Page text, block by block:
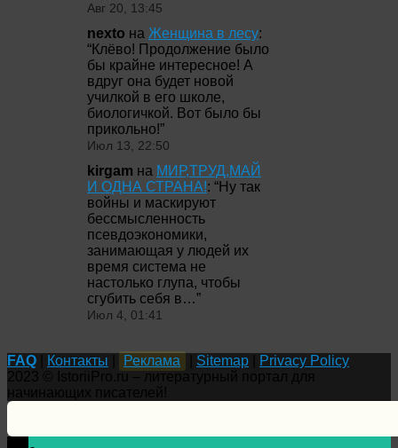
Авг 20, 13:45
nexto на Женщина в лесу:
“Клёво! Продолжение было
бы крайне интересное! А
вдруг она будет новой
училкой в его школе,
биологичкой. Вот было бы
прикольно!”
Июл 13, 22:50
kirgam на МИР,ТРУД,МАЙ
И ОДНА СТРАНА!: “Ну так
войны и маскируют
бессмысленность
псевдоэкономики,
занимающая у людей их
время система не
настолько глупа, чтобы
сгубить себя в…”
Июл 4, 01:41
FAQ Контакты Реклама Sitemap
Privacy Policy